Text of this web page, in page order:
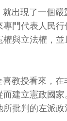
出現了一個
門代表人民
權與立法權，
教授看來，在
而建立憲政國家
批判的左派